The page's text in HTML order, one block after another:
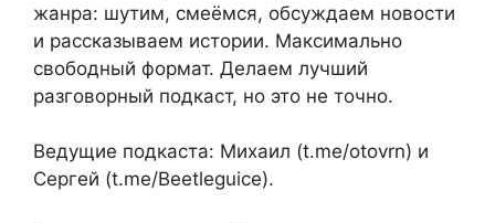
жанра: шутим, смеёмся, обсуждаем новости
и рассказываем истории. Максимально
свободный формат. Делаем лучший
разговорный подкаст, но это не точно.
Ведущие подкаста: Михаил (t.me/otovrn) и
Сергей (t.me/Beetleguice).